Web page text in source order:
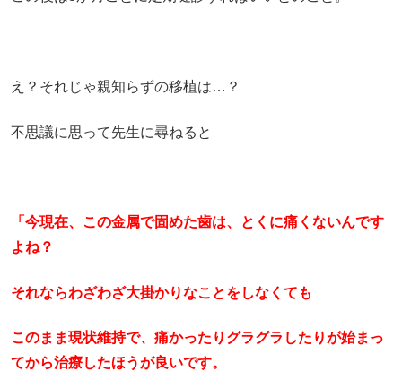
え？それじゃ親知らずの移植は…？
不思議に思って先生に尋ねると
「今現在、この金属で固めた歯は、とくに痛くないんです
よね？
それならわざわざ大掛かりなことをしなくても
このまま現状維持で、痛かったりグラグラしたりが始まっ
てから治療したほうが良いです。